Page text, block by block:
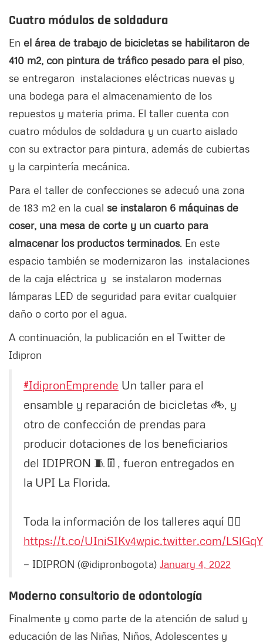
Cuatro módulos de soldadura
En el área de trabajo de bicicletas se habilitaron de
410 m2, con pintura de tráfico pesado para el piso
se entregaron instalaciones eléctricas nuevas y
una bodega para el almacenamiento de los
repuestos y materia prima. El taller cuenta con
cuatro módulos de soldadura y un cuarto aislado
con su extractor para pintura, además de cubiertas
y la carpintería mecánica.
Para el taller de confecciones se adecuó una zona
de 183 m2 en la cual se instalaron 6 máquinas de
coser, una mesa de corte y un cuarto para
almacenar los productos terminados. En este
espacio también se modernizaron las instalaciones
de la caja eléctrica y se instalaron modernas
lámparas LED de seguridad para evitar cualquier
daño o corto por el agua.
A continuación, la publicación en el Twitter de
Idipron
#IdipronEmprende Un taller para el
ensamble y reparación de bicicletas 🚲, y
otro de confección de prendas para
producir dotaciones de los beneficiarios
del IDIPRON 🧵👖, fueron entregados en
la UPI La Florida.
Toda la información de los talleres aquí 👇🏼
https://t.co/UIniSIKv4wpic.twitter.com/
— IDIPRON (@idipronbogota) January 4, 2022
Moderno consultorio de odontología
Finalmente y como parte de la atención de salud y
educación de las Niñas, Niños, Adolescentes y